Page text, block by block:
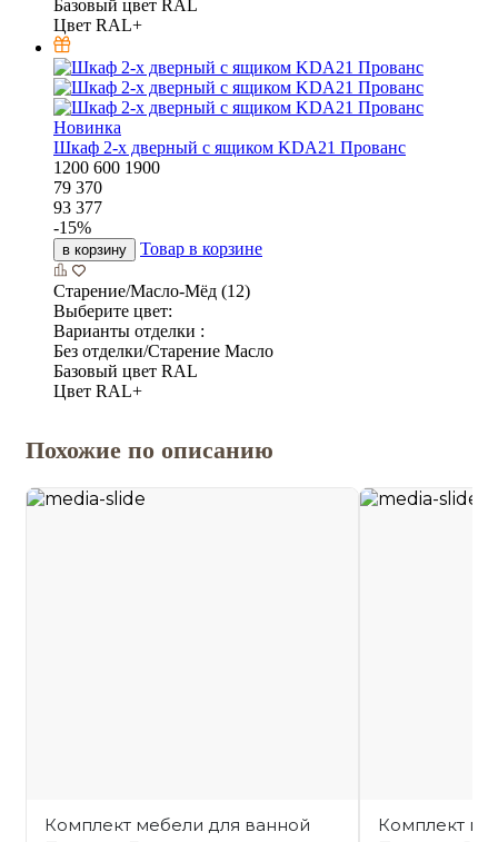
Базовый цвет RAL
Цвет RAL+
Новинка
Шкаф 2-х дверный с ящиком KDA21 Прованс
1200 600 1900
79 370
93 377
-15%
в корзину Товар в корзине
Старение/Масло-Мёд (12)
Выберите цвет:
Варианты отделки :
Без отделки/Старение Масло
Базовый цвет RAL
Цвет RAL+